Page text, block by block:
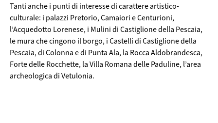
Tanti anche i punti di interesse di carattere artistico-
culturale: i palazzi Pretorio, Camaiori e Centurioni,
l’Acquedotto Lorenese, i Mulini di Castiglione della Pescaia,
le mura che cingono il borgo, i Castelli di Castiglione della
Pescaia, di Colonna e di Punta Ala, la Rocca Aldobrandesca,
Forte delle Rocchette, la Villa Romana delle Paduline, l’area
archeologica di Vetulonia.